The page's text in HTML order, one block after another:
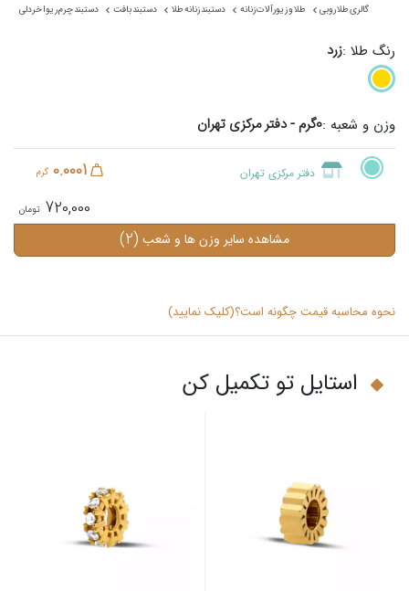
گالری طلا روبی طلا و زیورآلات زنانه دستبند زنانه طلا دستبند بافت دستبند چرم ریوا خردلی
رنگ طلا :زرد
وزن و شعبه :0گرم - دفتر مرکزی تهران
دفتر مرکزی تهران 0.0001 گرم
720,000
مشاهده سایر وزن ها و شعب (2)
نحوه محاسبه قیمت چگونه است؟(کلیک نمایید)
استایل تو تکمیل کن